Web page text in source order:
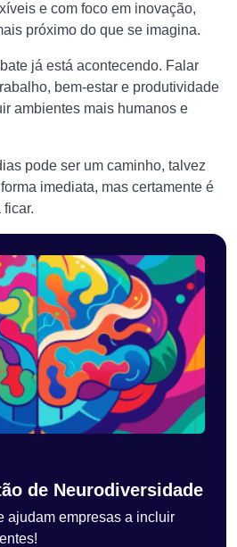
e com foco em inovação,
próximo do que se imagina.
já está acontecendo. Falar
bem-estar e produtividade
ambientes mais humanos e
pode ser um caminho, talvez
imediata, mas certamente é
de Neurodiversidade
ajudam empresas a incluir